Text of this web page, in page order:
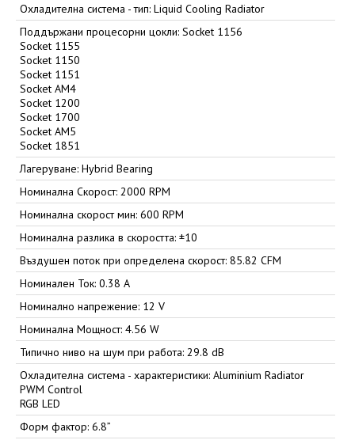
Охладителна система - тип: Liquid Cooling Radiator
Поддържани процесорни цокли: Socket 1156
Socket 1155
Socket 1150
Socket 1151
Socket AM4
Socket 1200
Socket 1700
Socket AM5
Socket 1851
Лагеруване: Hybrid Bearing
Номинална Скорост: 2000 RPM
Номинална скорост мин: 600 RPM
Номинална разлика в скоростта: ±10
Въздушен поток при определена скорост: 85.82 CFM
Номинален Ток: 0.38 A
Номинално напрежение: 12 V
Номинална Мощност: 4.56 W
Типично ниво на шум при работа: 29.8 dB
Охладителна система - характеристики: Aluminium Radiator
PWM Control
RGB LED
Форм фактор: 6.8”